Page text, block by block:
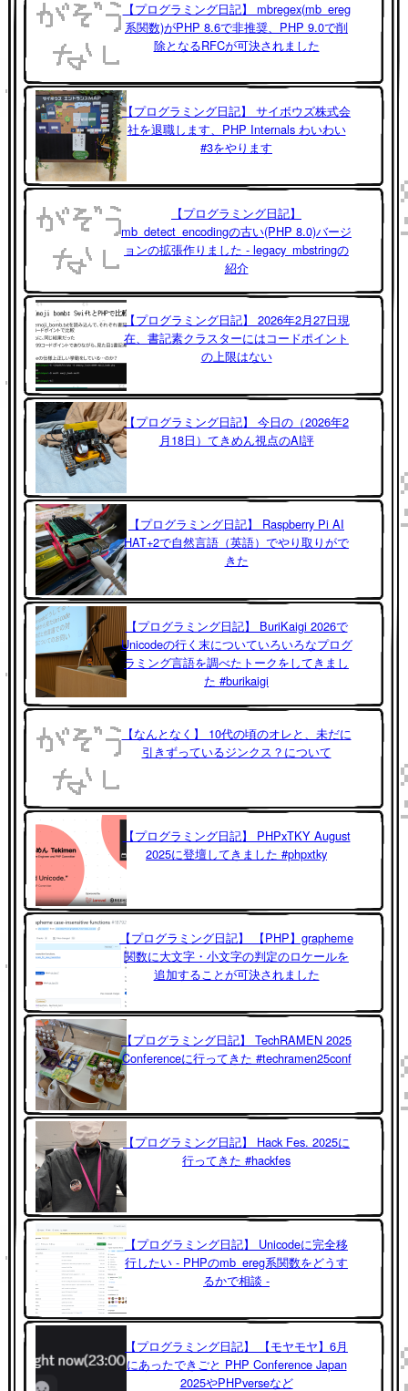
【プログラミング日記】 mbregex(mb_ereg
系関数)がPHP 8.6で非推奨、PHP 9.0で削
除となるRFCが可決されました
【プログラミング日記】 サイボウズ株式会
社を退職します、PHP Internals わいわい
#3をやります
【プログラミング日記】
mb_detect_encodingの古い(PHP 8.0)バージ
ョンの拡張作りました - legacy_mbstringの
紹介
【プログラミング日記】 2026年2月27日現
在、書記素クラスターにはコードポイント
の上限はない
【プログラミング日記】 今日の（2026年2
月18日）てきめん視点のAI評
【プログラミング日記】 Raspberry Pi AI
HAT+2で自然言語（英語）でやり取りがで
きた
【プログラミング日記】 BuriKaigi 2026で
Unicodeの行く末についていろいろなプログ
ラミング言語を調べたトークをしてきまし
た #burikaigi
【なんとなく】 10代の頃のオレと、未だに
引きずっているジンクス？について
【プログラミング日記】 PHPxTKY August
2025に登壇してきました #phpxtky
【プログラミング日記】 【PHP】grapheme
関数に大文字・小文字の判定のロケールを
追加することが可決されました
【プログラミング日記】 TechRAMEN 2025
Conferenceに行ってきた #techramen25conf
【プログラミング日記】 Hack Fes. 2025に
行ってきた #hackfes
【プログラミング日記】 Unicodeに完全移
行したい - PHPのmb_ereg系関数をどうす
るかで相談 -
【プログラミング日記】 【モヤモヤ】6月
にあったできごと PHP Conference Japan
2025やPHPverseなど